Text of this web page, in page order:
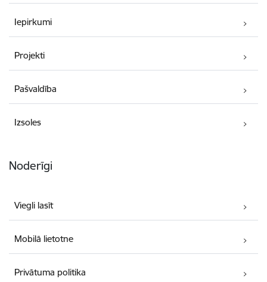
Iepirkumi
Projekti
Pašvaldība
Izsoles
Noderīgi
Viegli lasīt
Mobilā lietotne
Privātuma politika